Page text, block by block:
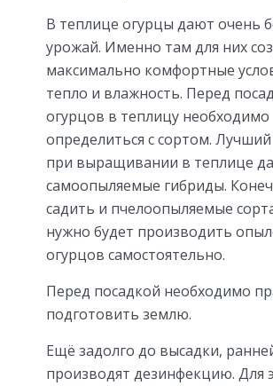
В теплице огурцы дают очень
урожай. Именно там для них
максимально комфортные
тепло и влажность. Перед
огурцов в теплицу необходимо
определиться с сортом. Лучший
при выращивании в теплице
самоопыляемые гибриды.
садить и пчелоопыляемые
нужно будет производить
огурцов самостоятельно.
Перед посадкой необходимо
подготовить землю.
Ещё задолго до высадки,
производят дезинфекцию. Для